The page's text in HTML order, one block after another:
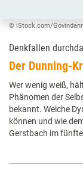
© iStock.com/
Denkfallen
Der Dunning-
Wer wenig weiß,
Phänomen der
bekannt. Welche
können und wie
Gerstbach im